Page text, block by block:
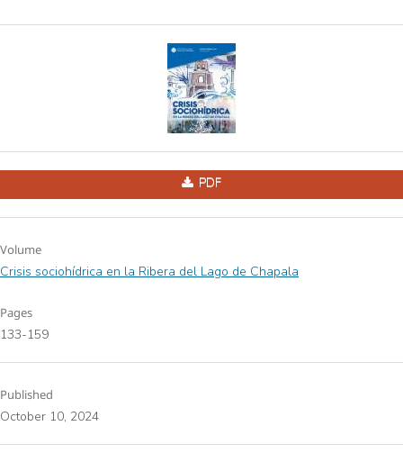
PDF
Volume
Crisis sociohídrica en la Ribera del Lago de Chapala
Pages
133-159
Published
October 10, 2024